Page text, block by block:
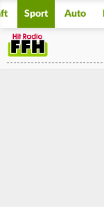
Sport Auto